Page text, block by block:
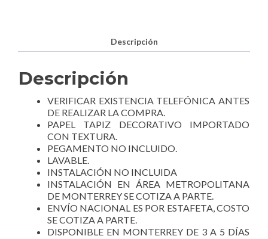
Descripción
Descripción
VERIFICAR EXISTENCIA TELEFÓNICA ANTES
DE REALIZAR LA COMPRA.
PAPEL TAPIZ DECORATIVO IMPORTADO
CON TEXTURA.
PEGAMENTO NO INCLUIDO.
LAVABLE.
INSTALACIÓN NO INCLUIDA
INSTALACIÓN EN ÁREA METROPOLITANA
DE MONTERREY SE COTIZA A PARTE.
ENVÍO NACIONAL ES POR ESTAFETA, COSTO
SE COTIZA A PARTE.
DISPONIBLE EN MONTERREY DE 3 A 5 DÍAS